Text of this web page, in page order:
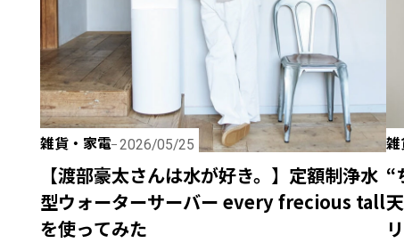
雑貨・家電 2026/05/25
【渡部豪太さんは水が好き。】定額制浄水
型ウォーターサーバー every frecious tall
を使ってみた
“